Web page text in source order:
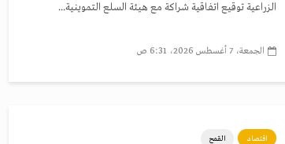
الزراعية توقيع اتفاقية شراكة مع هيئة السلع التموينية...
الجمعة، 7 أغسطس 2026، 6:31 ص
اقتصاد القمح